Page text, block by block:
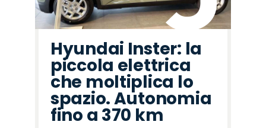
Hyundai Inster: la
piccola elettrica
che moltiplica lo
spazio. Autonomia
fino a 370 km